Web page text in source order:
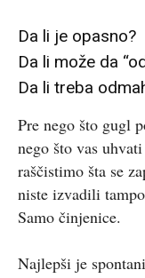
Da li je opasno?
Da li može da
Da li treba
Pre nego što gugl
nego što vas
raščistimo šta se
niste izvadili
Samo činjenice.
Najlepši je